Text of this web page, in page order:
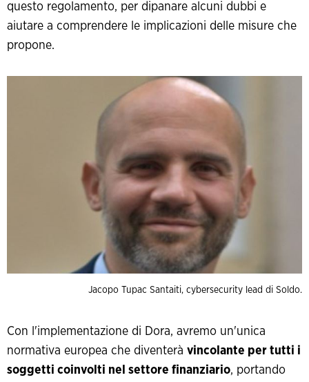
questo regolamento, per dipanare alcuni dubbi e
aiutare a comprendere le implicazioni delle misure che
propone.
Jacopo Tupac Santaiti, cybersecurity lead di Soldo.
Con l'implementazione di Dora, avremo un'unica
normativa europea che diventerà vincolante per tutti i
soggetti coinvolti nel settore finanziario, portando